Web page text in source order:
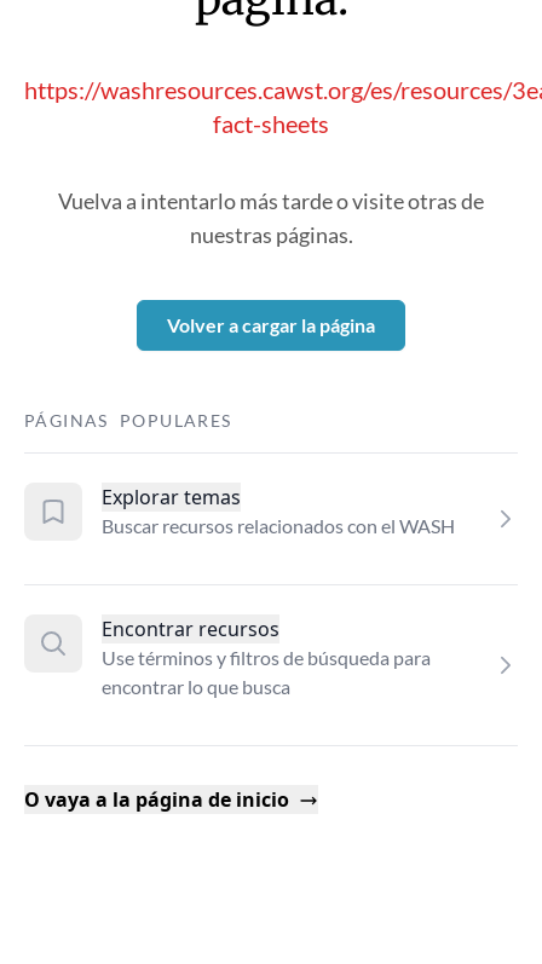
https://washresources.cawst.org/es/resources/
fact-sheets
Vuelva a intentarlo más tarde o visite otras de
nuestras páginas.
Volver a cargar la página
PÁGINAS POPULARES
Explorar temas
Buscar recursos relacionados con el WASH
Encontrar recursos
Use términos y filtros de búsqueda para
encontrar lo que busca
O vaya a la página de inicio